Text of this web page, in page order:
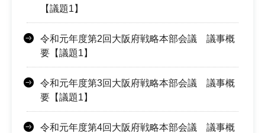
【議題1】
令和元年度第2回大阪府戦略本部会議 議事概
要【議題1】
令和元年度第3回大阪府戦略本部会議 議事概
要【議題1】
令和元年度第4回大阪府戦略本部会議 議事概